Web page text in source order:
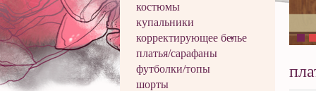
костюмы
купальники
корректирующее белье
платья/сарафаны
футболки/топы
шорты